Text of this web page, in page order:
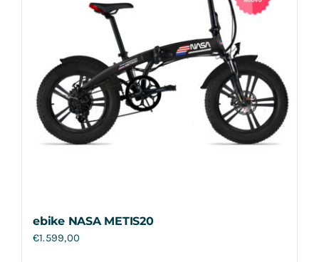
ebike NASA METIS20
€1.599,00